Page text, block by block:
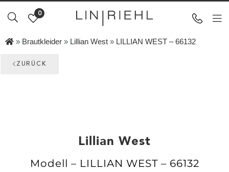
0
» Brautkleider » Lillian West » LILLIAN WEST – 66132
ZURÜCK
Lillian West
Modell – LILLIAN WEST – 66132